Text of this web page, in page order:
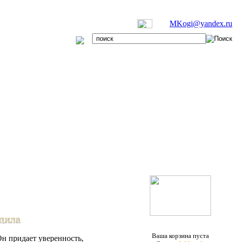
MKogi@yandex.ru
уверенность,
Ваша корзина пуста